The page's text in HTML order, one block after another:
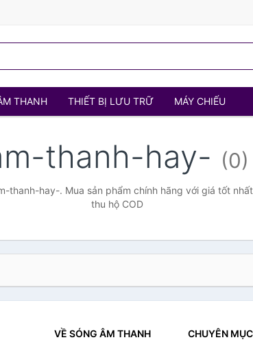
THANH THIẾT BỊ LƯU TRỮ MÁY CHIẾU
thanh-hay- (0)
thanh-hay-. Mua sản phẩm chính hãng với giá tốt
thu hộ COD
VỀ SÓNG ÂM THANH CHUYÊN MỤC